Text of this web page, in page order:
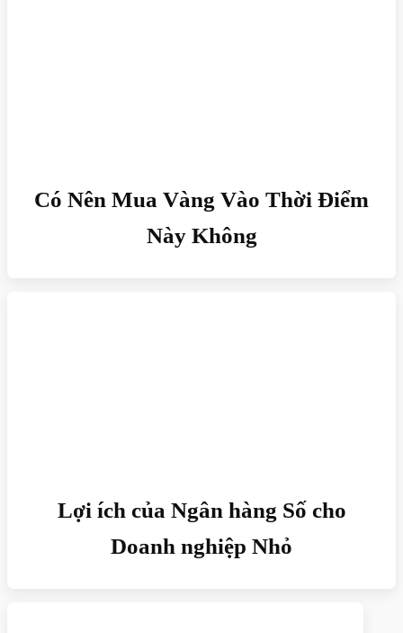
Có Nên Mua Vàng Vào Thời Điểm
Này Không
Lợi ích của Ngân hàng Số cho
Doanh nghiệp Nhỏ